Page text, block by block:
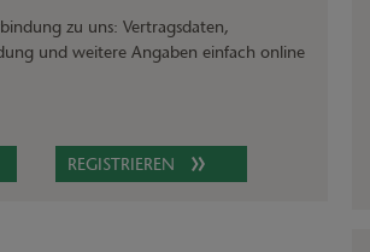
zu uns: Vertragsdaten,
und weitere Angaben einfach online
REGISTRIEREN